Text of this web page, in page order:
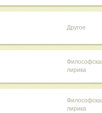
Другое
лирика
лирика